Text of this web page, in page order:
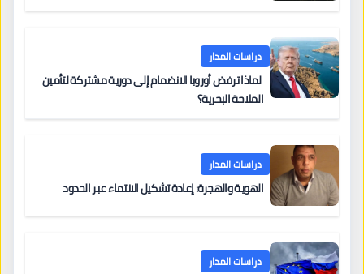
دراسات المدار
لماذا ترفض أوروبا الانضمام إلى دورية مشتركة لتأمين
الملاحة البحرية؟
دراسات المدار
الهوية والهجرة: إعادة تشكيل الانتماء عبر الحدود
دراسات المدار